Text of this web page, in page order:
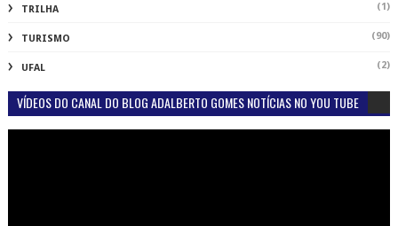
TRILHA (1)
TURISMO (90)
UFAL (2)
VÍDEOS DO CANAL DO BLOG ADALBERTO GOMES NOTÍCIAS NO YOU TUBE